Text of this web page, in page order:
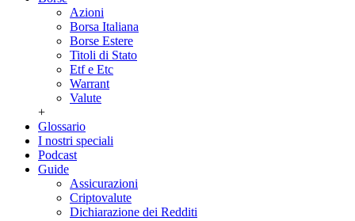
Azioni
Borsa Italiana
Borse Estere
Titoli di Stato
Etf e Etc
Warrant
Valute
+
Glossario
I nostri speciali
Podcast
Guide
Assicurazioni
Criptovalute
Dichiarazione dei Redditi